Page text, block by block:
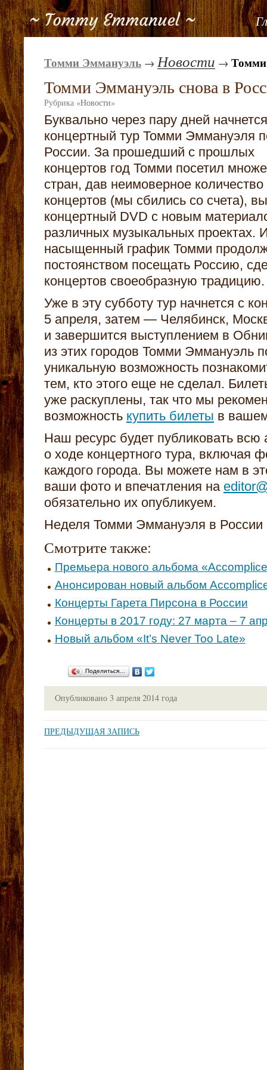
Томми Эммануэль → Новости → Томми
Томми Эммануэль снова в
Рубрика «Новости»
Буквально через пару дней
концертный тур Томми Эммануэля
России. За прошедший с прошлых
концертов год Томми посетил
стран, дав неимоверное количество
концертов (мы сбились со счета),
концертный DVD с новым
различных музыкальных проектах.
насыщенный график Томми
постоянством посещать Россию,
концертов своеобразную традицию.
Уже в эту субботу тур начнется с
5 апреля, затем — Челябинск,
и завершится выступлением в
из этих городов Томми Эммануэль
уникальную возможность
тем, кто этого еще не сделал.
уже раскуплены, так что мы
возможность купить билеты в
Наш ресурс будет публиковать
о ходе концертного тура, включая
каждого города. Вы можете нам в
ваши фото и впечатления на
обязательно их опубликуем.
Неделя Томми Эммануэля в России
Смотрите также:
Премьера нового альбома
Анонсирован новый альбом
Концерты Гарета Пирсона в России
Концерты в 2017 году: 27 марта – 7
Новый альбом «It’s Never Too Late»
Поделиться…
Опубликовано 3 апреля 2014 года
ПРЕДЫДУЩАЯ ЗАПИСЬ